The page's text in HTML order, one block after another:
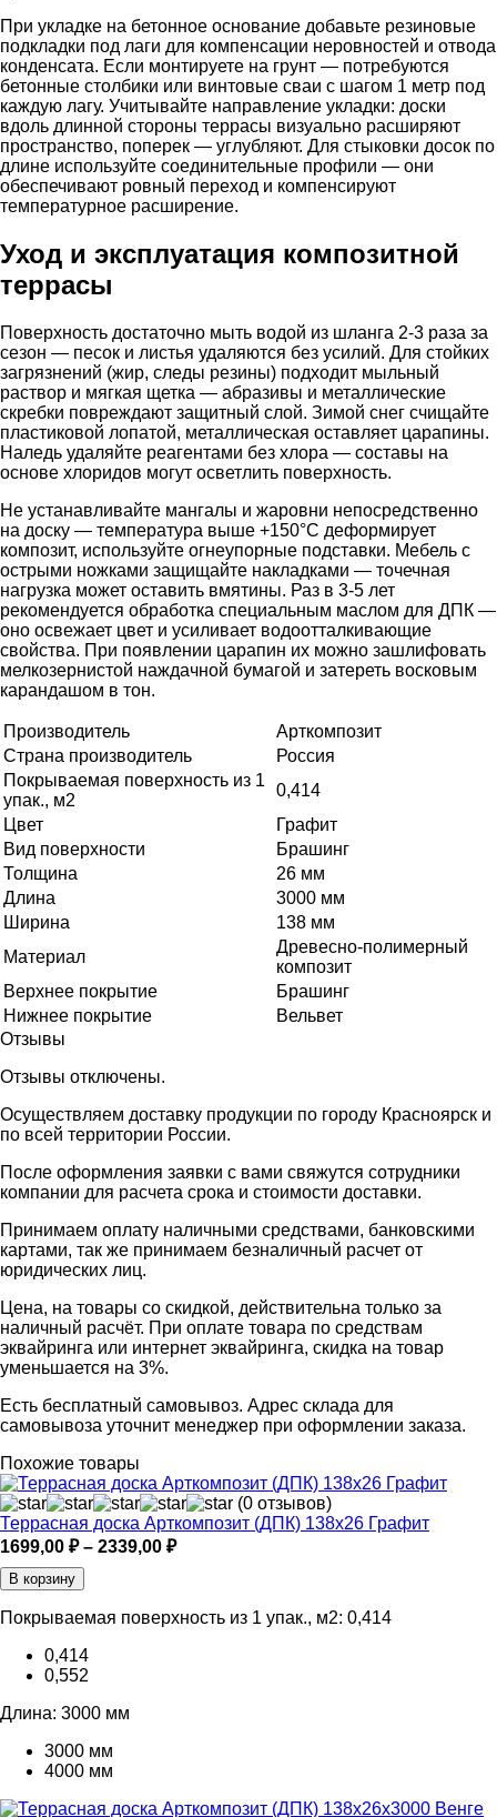
При укладке на бетонное основание добавьте резиновые
подкладки под лаги для компенсации неровностей и отвода
конденсата. Если монтируете на грунт — потребуются
бетонные столбики или винтовые сваи с шагом 1 метр под
каждую лагу. Учитывайте направление укладки: доски
вдоль длинной стороны террасы визуально расширяют
пространство, поперек — углубляют. Для стыковки досок по
длине используйте соединительные профили — они
обеспечивают ровный переход и компенсируют
температурное расширение.
Уход и эксплуатация композитной
террасы
Поверхность достаточно мыть водой из шланга 2-3 раза за
сезон — песок и листья удаляются без усилий. Для стойких
загрязнений (жир, следы резины) подходит мыльный
раствор и мягкая щетка — абразивы и металлические
скребки повреждают защитный слой. Зимой снег счищайте
пластиковой лопатой, металлическая оставляет царапины.
Наледь удаляйте реагентами без хлора — составы на
основе хлоридов могут осветлить поверхность.
Не устанавливайте мангалы и жаровни непосредственно
на доску — температура выше +150°C деформирует
композит, используйте огнеупорные подставки. Мебель с
острыми ножками защищайте накладками — точечная
нагрузка может оставить вмятины. Раз в 3-5 лет
рекомендуется обработка специальным маслом для ДПК —
оно освежает цвет и усиливает водоотталкивающие
свойства. При появлении царапин их можно зашлифовать
мелкозернистой наждачной бумагой и затереть восковым
карандашом в тон.
Производитель
Арткомпозит
Страна производитель
Россия
Покрываемая поверхность из 1
упак., м2
0,414
Цвет
Графит
Вид поверхности
Брашинг
Толщина
26 мм
Длина
3000 мм
Ширина
138 мм
Материал
Древесно-полимерный
композит
Верхнее покрытие
Брашинг
Нижнее покрытие
Вельвет
Отзывы
Отзывы отключены.
Осуществляем доставку продукции по городу Красноярск и
по всей территории России.
После оформления заявки с вами свяжутся сотрудники
компании для расчета срока и стоимости доставки.
Принимаем оплату наличными средствами, банковскими
картами, так же принимаем безналичный расчет от
юридических лиц.
Цена, на товары со скидкой, действительна только за
наличный расчёт. При оплате товара по средствам
эквайринга или интернет эквайринга, скидка на товар
уменьшается на 3%.
Есть бесплатный самовывоз. Адрес склада для
самовывоза уточнит менеджер при оформлении заказа.
Похожие товары
(0 отзывов)
Террасная доска Арткомпозит (ДПК) 138х26 Графит
1699,00 ₽ – 2339,00 ₽Диапазон
2339,00 ₽
В корзину
Покрываемая поверхность из 1 упак., м2: 0,414
0,414
0,552
Длина: 3000 мм
3000 мм
4000 мм